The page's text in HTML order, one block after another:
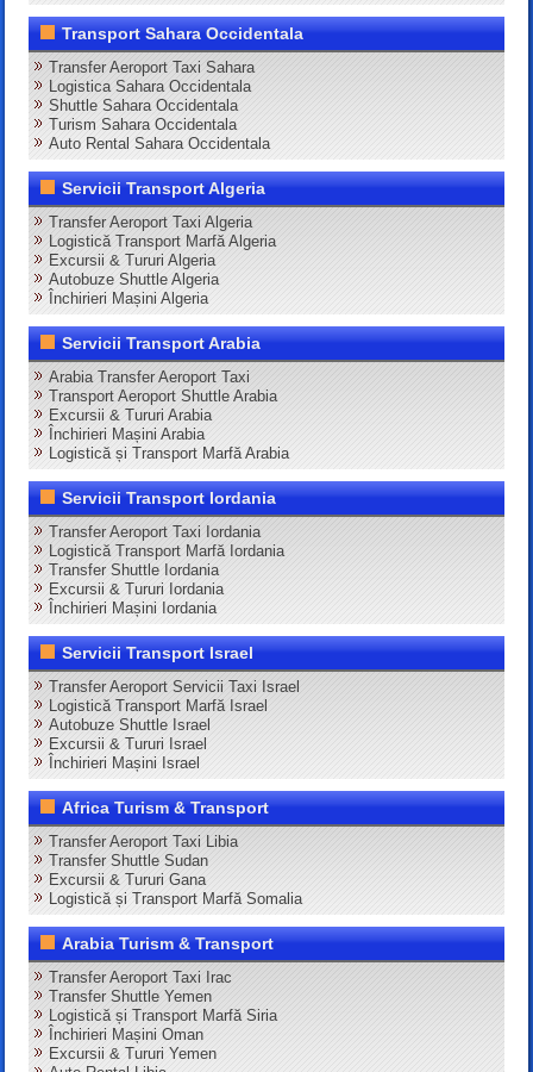
Transport Sahara Occidentala
Transfer Aeroport Taxi Sahara
Logistica Sahara Occidentala
Shuttle Sahara Occidentala
Turism Sahara Occidentala
Auto Rental Sahara Occidentala
Servicii Transport Algeria
Transfer Aeroport Taxi Algeria
Logistică Transport Marfă Algeria
Excursii & Tururi Algeria
Autobuze Shuttle Algeria
Închirieri Mașini Algeria
Servicii Transport Arabia
Arabia Transfer Aeroport Taxi
Transport Aeroport Shuttle Arabia
Excursii & Tururi Arabia
Închirieri Mașini Arabia
Logistică și Transport Marfă Arabia
Servicii Transport Iordania
Transfer Aeroport Taxi Iordania
Logistică Transport Marfă Iordania
Transfer Shuttle Iordania
Excursii & Tururi Iordania
Închirieri Mașini Iordania
Servicii Transport Israel
Transfer Aeroport Servicii Taxi Israel
Logistică Transport Marfă Israel
Autobuze Shuttle Israel
Excursii & Tururi Israel
Închirieri Mașini Israel
Africa Turism & Transport
Transfer Aeroport Taxi Libia
Transfer Shuttle Sudan
Excursii & Tururi Gana
Logistică și Transport Marfă Somalia
Arabia Turism & Transport
Transfer Aeroport Taxi Irac
Transfer Shuttle Yemen
Logistică și Transport Marfă Siria
Închirieri Mașini Oman
Excursii & Tururi Yemen